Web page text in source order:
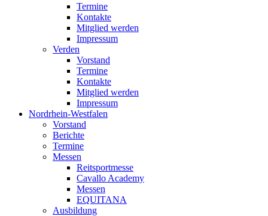
Termine
Kontakte
Mitglied werden
Impressum
Verden
Vorstand
Termine
Kontakte
Mitglied werden
Impressum
Nordrhein-Westfalen
Vorstand
Berichte
Termine
Messen
Reitsportmesse
Cavallo Academy
Messen
EQUITANA
Ausbildung